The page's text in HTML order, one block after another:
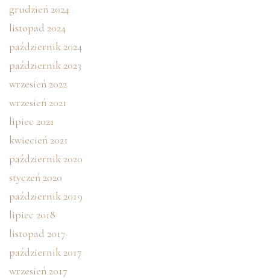
grudzień 2024
listopad 2024
październik 2024
październik 2023
wrzesień 2022
wrzesień 2021
lipiec 2021
kwiecień 2021
październik 2020
styczeń 2020
październik 2019
lipiec 2018
listopad 2017
październik 2017
wrzesień 2017